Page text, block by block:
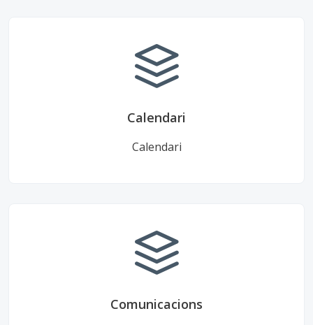
Calendari
Calendari
Comunicacions